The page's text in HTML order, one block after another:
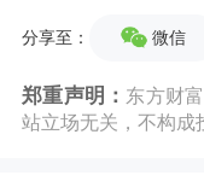
风险揭示书
兑换，有效期
分享至： 微信
郑重声明： 东方财
站立场无关，不构成